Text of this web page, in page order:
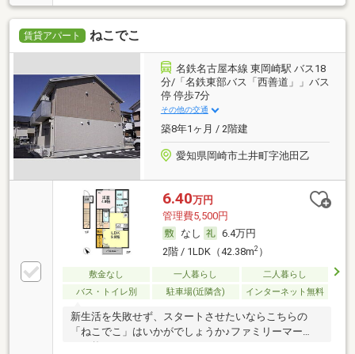
賃貸アパート ねこでこ
名鉄名古屋本線 東岡崎駅 バス18
分/「名鉄東部バス「西善道」」バス
停 停歩7分
その他の交通
築8年1ヶ月 / 2階建
愛知県岡崎市土井町字池田乙
6.40万円
管理費5,500円
なし
6.4万円
2階 / 1LDK（42.38m2）
敷金なし 一人暮らし
二人暮らし
バス・トイレ別
駐車場(近隣含) インターネット無料
新生活を失敗せず、スタートさせたいならこちらの
「ねこでこ」はいかがでしょうか♪ファミリーマー
ト 牧